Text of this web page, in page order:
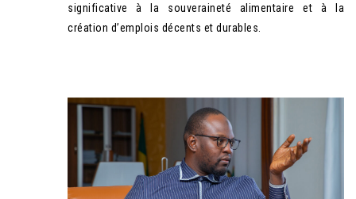
significative à la souveraineté alimentaire et à la
création d’emplois décents et durables.